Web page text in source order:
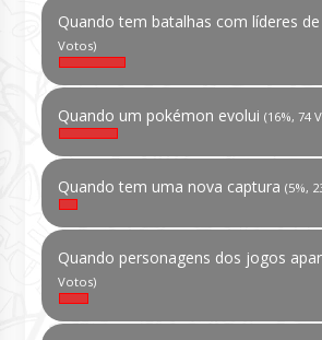
Quando tem batalhas com líderes
Votos)
Quando um pokémon evolui (16%, 74
Quando tem uma nova captura (5%,
Quando personagens dos jogos
Votos)